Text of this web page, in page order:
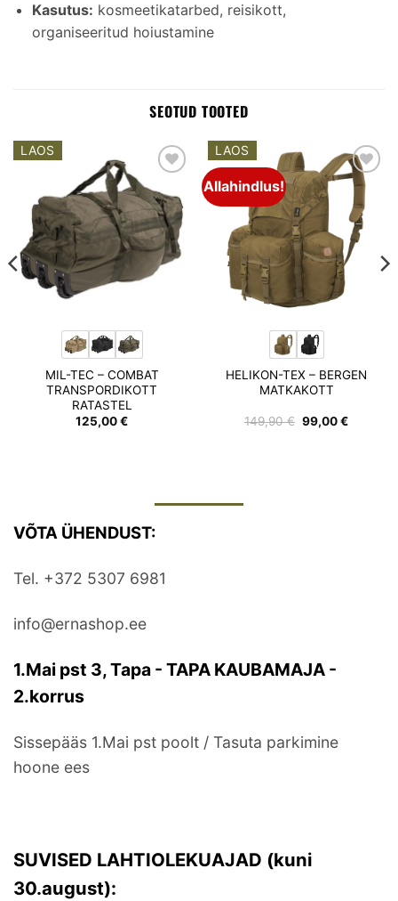
Kasutus: kosmeetikatarbed, reisikott,
organiseeritud hoiustamine
SEOTUD TOOTED
LAOS
Add to
wishlist
MIL-TEC – COMBAT
TRANSPORDIKOTT
RATASTEL
125,00€
Allahindlus!
LAOS
Add to
wishlist
HELIKON-TEX – BERGEN
MATKAKOTT
149,90€ Algne
hind
99,00€
VÕTA ÜHENDUST:
Tel. +372 5307 6981
info@ernashop.ee
1.Mai pst 3, Tapa - TAPA KAUBAMAJA -
2.korrus
Sissepääs 1.Mai pst poolt / Tasuta parkimine
hoone ees
SUVISED LAHTIOLEKUAJAD (kuni
30.august):